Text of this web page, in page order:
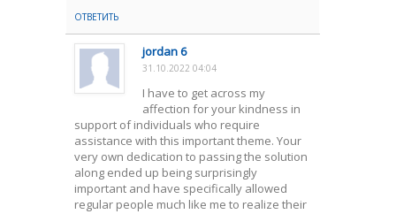
ОТВЕТИТЬ
jordan 6
31.10.2022 04:04
I have to get across my
affection for your kindness in
support of individuals who require
assistance with this important theme. Your
very own dedication to passing the solution
along ended up being surprisingly
important and have specifically allowed
regular people much like me to realize their